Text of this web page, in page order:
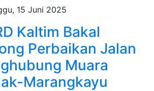
15 Juni 2025
Kaltim Bakal
Perbaikan Jalan
Muara
Marangkayu